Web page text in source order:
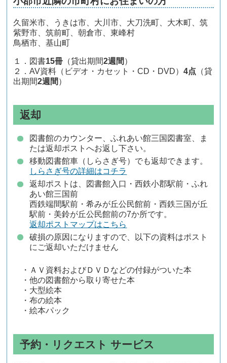
久留米市、うきは市、大川市、大刀洗町、大木町、筑
紫野市、筑前町、朝倉市、東峰村
鳥栖市、基山町
１．図書15冊 （貸出期間2週間 ）
２．AV資料（ビデオ・カセット・CD・DVD）4点 （貸
出期間2週間 ）
返却
図書館のカウンター、ふれあい館三国図書室、ま
たは返却ポストへお返し下さい。
移動図書館車（しらさぎ号）でも返却できます。
しらさぎ号の詳細はコチラ
返却ポストは、図書館入口・西鉄小郡駅前・ふれ
あい館三国前
西鉄端間駅前・希みが丘公民館前・西鉄三国が丘
駅前・美鈴が丘公民館前の7か所です。
返却ポストマップはこちら
破損の原因になりますので、以下の資料はポスト
にご返却いただけません
・ＡＶ資料およびＤＶＤなどの付録がついた本
・他の図書館から取り寄せた本
・大型絵本
・布の絵本
・絵本パック
予約・リクエスト サービス